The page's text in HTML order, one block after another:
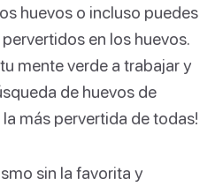
huevos o incluso puedes
en los huevos.
mente verde a trabajar y
de huevos de
más pervertida de todas!
sin la favorita y